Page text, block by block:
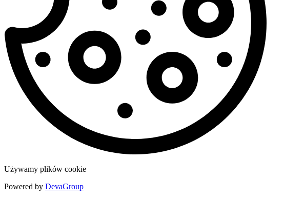
Używamy plików cookie
Powered by DevaGroup